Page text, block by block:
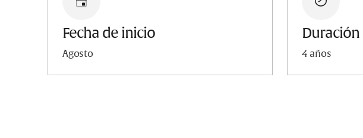
Fecha de inicio
Agosto
Duración
4 años